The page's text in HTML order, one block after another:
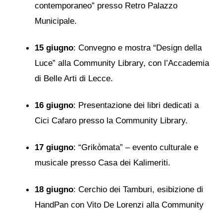
contemporaneo” presso Retro Palazzo
Municipale.
15 giugno: Convegno e mostra “Design della
Luce” alla Community Library, con l’Accademia
di Belle Arti di Lecce.
16 giugno: Presentazione dei libri dedicati a
Cici Cafaro presso la Community Library.
17 giugno: “Grikòmata” – evento culturale e
musicale presso Casa dei Kalimeriti.
18 giugno: Cerchio dei Tamburi, esibizione di
HandPan con Vito De Lorenzi alla Community